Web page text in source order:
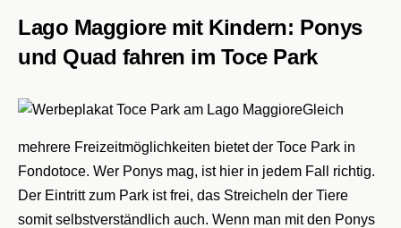
Lago Maggiore mit Kindern: Ponys
und Quad fahren im Toce Park
Gleich
mehrere Freizeitmöglichkeiten bietet der Toce Park in
Fondotoce. Wer Ponys mag, ist hier in jedem Fall richtig.
Der Eintritt zum Park ist frei, das Streicheln der Tiere
somit selbstverständlich auch. Wenn man mit den Ponys